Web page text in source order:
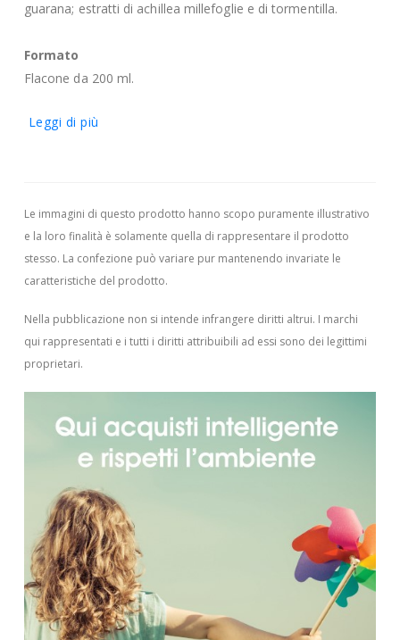
guarana; estratti di achillea millefoglie e di tormentilla.
Formato
Flacone da 200 ml.
Leggi di più
Le immagini di questo prodotto hanno scopo puramente illustrativo
e la loro finalità è solamente quella di rappresentare il prodotto
stesso. La confezione può variare pur mantenendo invariate le
caratteristiche del prodotto.
Nella pubblicazione non si intende infrangere diritti altrui. I marchi
qui rappresentati e i tutti i diritti attribuibili ad essi sono dei legittimi
proprietari.